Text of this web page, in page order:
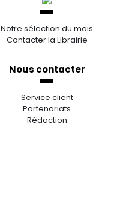
Notre sélection du mois
Contacter la Librairie
Nous contacter
Service client
Partenariats
Rédaction